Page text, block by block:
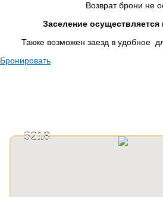
Возврат брони не
Заселение осуществляется
Также возможен заезд в удобное
Бронировать
5218